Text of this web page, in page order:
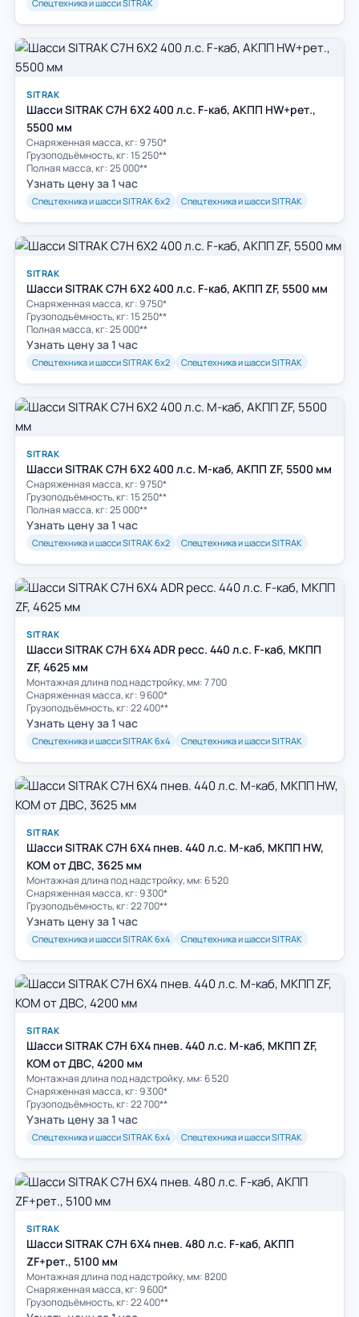
Спецтехника и шасси SITRAK
SITRAK
Шасси SITRAK C7H 6Х2 400 л.с. F-каб, АКПП HW+рет.,
5500 мм
Снаряженная масса, кг: 9 750*
Грузоподъёмность, кг: 15 250**
Полная масса, кг: 25 000**
Узнать цену за 1 час
Спецтехника и шасси SITRAK 6х2 Спецтехника и шасси SITRAK
SITRAK
Шасси SITRAK C7H 6Х2 400 л.с. F-каб, АКПП ZF, 5500 мм
Снаряженная масса, кг: 9 750*
Грузоподъёмность, кг: 15 250**
Полная масса, кг: 25 000**
Узнать цену за 1 час
Спецтехника и шасси SITRAK 6х2 Спецтехника и шасси SITRAK
SITRAK
Шасси SITRAK C7H 6Х2 400 л.с. M-каб, АКПП ZF, 5500 мм
Снаряженная масса, кг: 9 750*
Грузоподъёмность, кг: 15 250**
Полная масса, кг: 25 000**
Узнать цену за 1 час
Спецтехника и шасси SITRAK 6х2 Спецтехника и шасси SITRAK
SITRAK
Шасси SITRAK C7H 6Х4 ADR ресс. 440 л.с. F-каб, МКПП
ZF, 4625 мм
Монтажная длина под надстройку, мм: 7 700
Снаряженная масса, кг: 9 600*
Грузоподъёмность, кг: 22 400**
Узнать цену за 1 час
Спецтехника и шасси SITRAK 6х4 Спецтехника и шасси SITRAK
SITRAK
Шасси SITRAK C7H 6Х4 пнев. 440 л.с. M-каб, МКПП HW,
КОМ от ДВС, 3625 мм
Монтажная длина под надстройку, мм: 6 520
Снаряженная масса, кг: 9 300*
Грузоподъёмность, кг: 22 700**
Узнать цену за 1 час
Спецтехника и шасси SITRAK 6х4 Спецтехника и шасси SITRAK
SITRAK
Шасси SITRAK C7H 6Х4 пнев. 440 л.с. M-каб, МКПП ZF,
КОМ от ДВС, 4200 мм
Монтажная длина под надстройку, мм: 6 520
Снаряженная масса, кг: 9 300*
Грузоподъёмность, кг: 22 700**
Узнать цену за 1 час
Спецтехника и шасси SITRAK 6х4 Спецтехника и шасси SITRAK
SITRAK
Шасси SITRAK C7H 6Х4 пнев. 480 л.с. F-каб, АКПП
ZF+рет., 5100 мм
Монтажная длина под надстройку, мм: 8200
Снаряженная масса, кг: 9 600*
Грузоподъёмность, кг: 22 400**